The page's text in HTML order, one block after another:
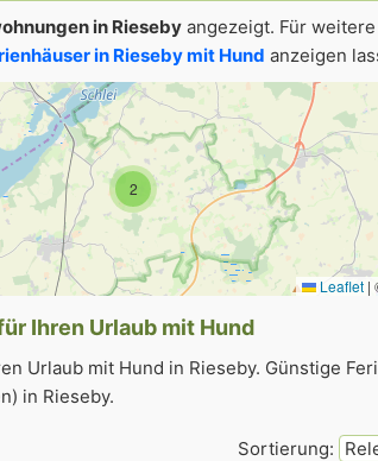
in Rieseby angezeigt. Für
in Rieseby mit Hund anzeigen
2
Leaflet |
Ihren Urlaub mit Hund
Urlaub mit Hund in Rieseby. Günstige
in Rieseby.
Sortierung: